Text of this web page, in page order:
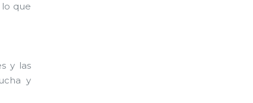
lo que
y las
y